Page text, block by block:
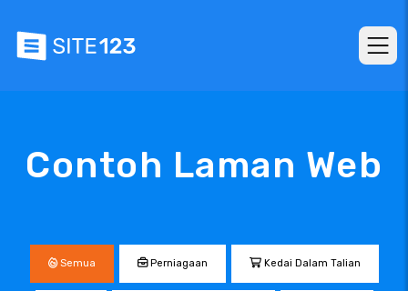
Contoh Laman Web
Semua Perniagaan Kedai Dalam Talian